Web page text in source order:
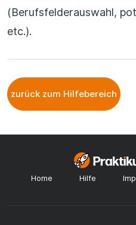
(Berufsfelderauswahl,
etc.).
zurück zum Hilfebereich
Home Hilfe